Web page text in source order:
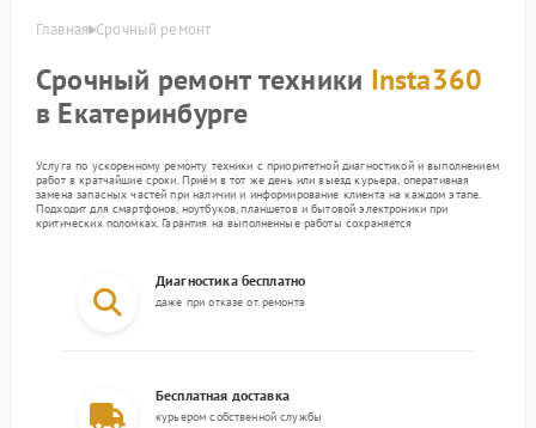
Главная Срочный ремонт
Срочный ремонт техники Insta360
в Екатеринбурге
Услуга по ускоренному ремонту техники с приоритетной диагностикой и выполнением
работ в кратчайшие сроки. Приём в тот же день или выезд курьера, оперативная
замена запасных частей при наличии и информирование клиента на каждом этапе.
Подходит для смартфонов, ноутбуков, планшетов и бытовой электроники при
критических поломках. Гарантия на выполненные работы сохраняется
Диагностика бесплатно
даже при отказе от ремонта
Бесплатная доставка
курьером собственной службы